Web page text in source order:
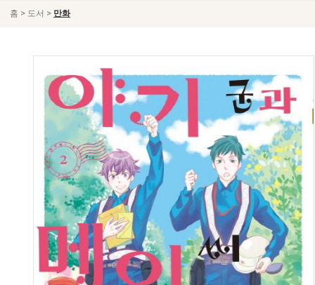
홈 > 도서 > 만화